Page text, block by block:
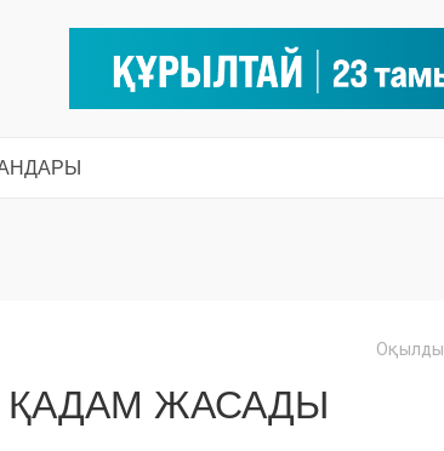
ҚАДАМ ЖАСАДЫ